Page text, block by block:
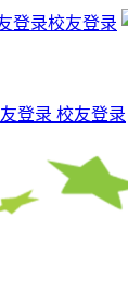
校友登录
校友登录